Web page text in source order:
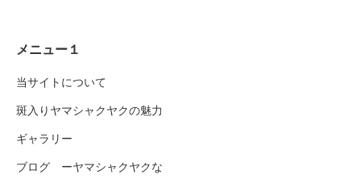
メニュー１
当サイトについて
斑入りヤマシャクヤクの魅力
ギャラリー
ブログ ーヤマシャクヤクな